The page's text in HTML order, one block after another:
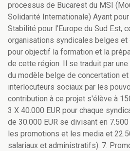
processus de Bucarest du MSI
Solidarité Internationale) Ayant
Stabilité pour l'Europe du Sud Est,
organisations syndicales belges et
pour objectif la formation et la
de cette région. Il se traduit par
du modèle belge de concertation
interlocuteurs sociaux par les
contribution à ce projet s'élève à
3 X 40.000 EUR pour chaque
de 30.000 EUR se divisant en
les promotions et les media et
salariaux et administratifs). 7.